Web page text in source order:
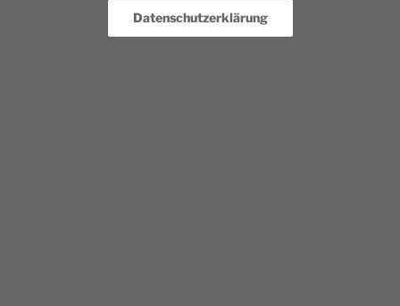
Datenschutzerklärung